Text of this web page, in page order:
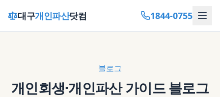
대구개인파산닷컴 1844-0755
블로그
개인회생·개인파산 가이드 블로그